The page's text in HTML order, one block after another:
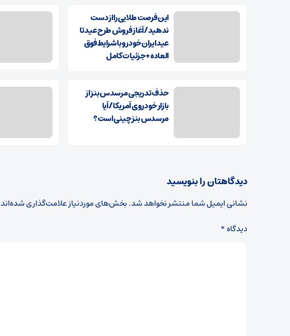
این فرصت طلایی را از دست
ندهید/آغاز فروش طرح عید تا
عید ایران‌خودرو با شرایط فوق
العاده+ جزئیات کامل
حذف تدریجی مرسدس بنز از
بازار خودروی آمریکا/ آیا
مرسدس بنز چینی است؟
دیدگاهتان را بنویسید
نشانی ایمیل شما منتشر نخواهد شد.بخش‌های موردنیاز علامت‌گذاری شده‌اند
دیدگاه*